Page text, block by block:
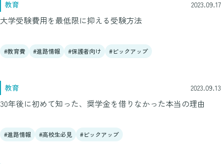
教育 2023.09.17
大学受験費用を最低限に抑える受験方法
教育費 進路情報 保護者向け ピックアップ
教育 2023.09.13
30年後に初めて知った、奨学金を借りなかった本当の理由
進路情報 高校生必見 ピックアップ